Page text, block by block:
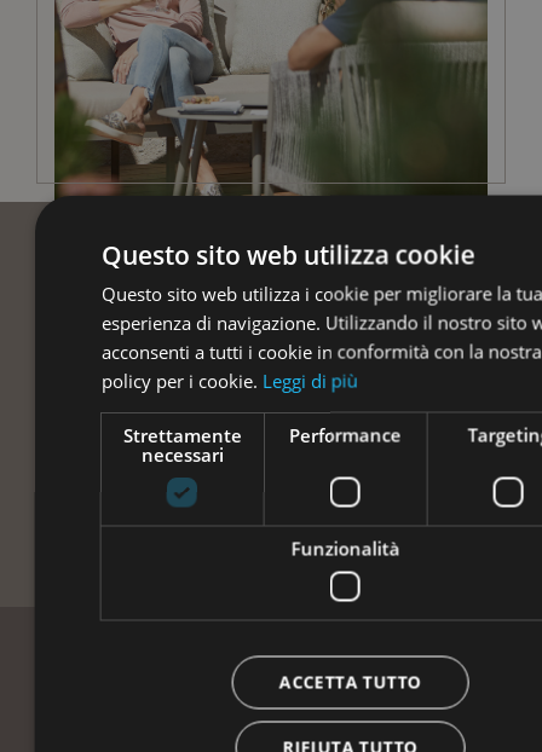
“Vi accogliamo come ospiti,
Questo sito web utilizza cookie
Questo sito web utilizza i cookie per migliorare la tua
esperienza di navigazione. Utilizzando il nostro sito
acconsenti a tutti i cookie in conformità con la nostra
policy per i cookie. Leggi di più
Strettamente
necessari
Performance
Funzionalità
ACCETTA TUTTO
RIFIUTA TUTTO